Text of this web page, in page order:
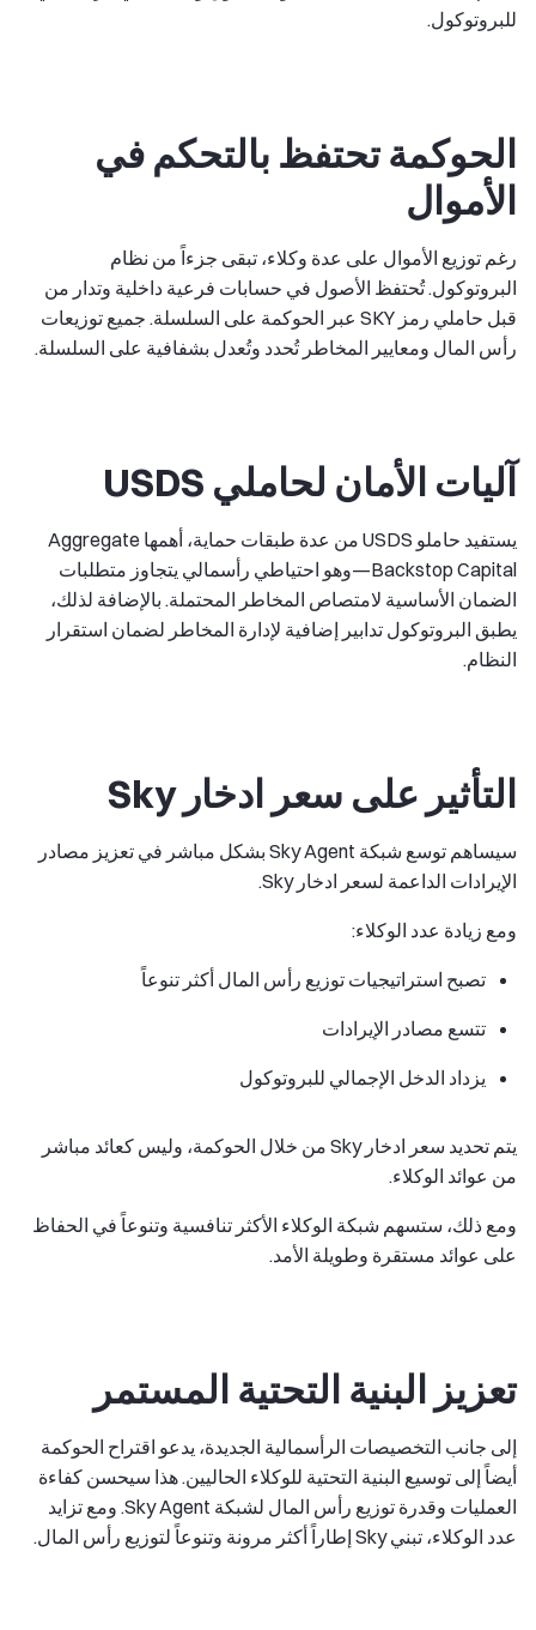
للبروتوكول.
الحوكمة تحتفظ بالتحكم في
الأموال
رغم توزيع الأموال على عدة وكلاء، تبقى جزءاً من نظام
البروتوكول. تُحتفظ الأصول في حسابات فرعية داخلية وتدار من
قبل حاملي رمز SKY عبر الحوكمة على السلسلة. جميع توزيعات
رأس المال ومعايير المخاطر تُحدد وتُعدل بشفافية على السلسلة.
آليات الأمان لحاملي USDS
يستفيد حاملو USDS من عدة طبقات حماية، أهمها Aggregate
Backstop Capital—وهو احتياطي رأسمالي يتجاوز متطلبات
الضمان الأساسية لامتصاص المخاطر المحتملة. بالإضافة لذلك،
يطبق البروتوكول تدابير إضافية لإدارة المخاطر لضمان استقرار
النظام.
التأثير على سعر ادخار Sky
سيساهم توسع شبكة Sky Agent بشكل مباشر في تعزيز مصادر
الإيرادات الداعمة لسعر ادخار Sky.
ومع زيادة عدد الوكلاء:
تصبح استراتيجيات توزيع رأس المال أكثر تنوعاً
تتسع مصادر الإيرادات
يزداد الدخل الإجمالي للبروتوكول
يتم تحديد سعر ادخار Sky من خلال الحوكمة، وليس كعائد مباشر
من عوائد الوكلاء.
ومع ذلك، ستسهم شبكة الوكلاء الأكثر تنافسية وتنوعاً في الحفاظ
على عوائد مستقرة وطويلة الأمد.
تعزيز البنية التحتية المستمر
إلى جانب التخصيصات الرأسمالية الجديدة، يدعو اقتراح الحوكمة
أيضاً إلى توسيع البنية التحتية للوكلاء الحاليين. هذا سيحسن كفاءة
العمليات وقدرة توزيع رأس المال لشبكة Sky Agent. ومع تزايد
عدد الوكلاء، تبني Sky إطاراً أكثر مرونة وتنوعاً لتوزيع رأس المال.